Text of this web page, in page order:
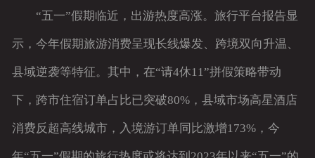
“五一”假期临近，出游热度高涨。旅行平台报告显
示，今年假期旅游消费呈现长线爆发、跨境双向升温、
县域逆袭等特征。其中，在“请4休11”拼假策略带动
下，跨市住宿订单占比已突破80%，县域市场高星酒店
消费反超高线城市，入境游订单同比激增173%，今